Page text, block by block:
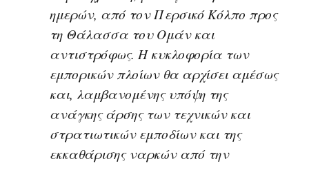
ημερών, από τον Περσικό Κόλπο προς
τη Θάλασσα του Ομάν και
αντιστρόφως. Η κυκλοφορία των
εμπορικών πλοίων θα αρχίσει αμέσως
και, λαμβανομένης υπόψη της
ανάγκης άρσης των τεχνικών και
στρατιωτικών εμποδίων και της
εκκαθάρισης ναρκών από την